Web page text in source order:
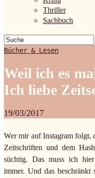
Thriller
Sachbuch
Bücher & Lesen
Weil ich es
Ich liebe
19/03/2017
Wer mir auf Instagram
Zeitschriften und dem
süchtig. Das muss ich
immer. Und das